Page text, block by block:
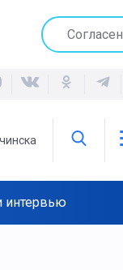
Согласен
интервью